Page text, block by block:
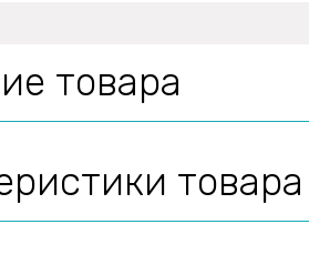
товара
товара